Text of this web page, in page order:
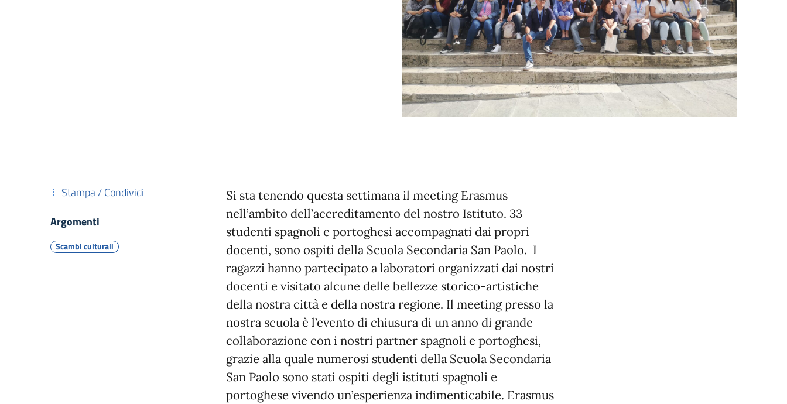
Si sta tenendo questa settimana il meeting Erasmus
nell’ambito dell’accreditamento del nostro Istituto. 33
studenti spagnoli e portoghesi accompagnati dai propri
docenti, sono ospiti della Scuola Secondaria San Paolo. I
ragazzi hanno partecipato a laboratori organizzati dai nostri
docenti e visitato alcune delle bellezze storico-artistiche
della nostra città e della nostra regione. Il meeting presso la
nostra scuola è l’evento di chiusura di un anno di grande
collaborazione con i nostri partner spagnoli e portoghesi,
grazie alla quale numerosi studenti della Scuola Secondaria
San Paolo sono stati ospiti degli istituti spagnoli e
portoghese vivendo un’esperienza indimenticabile. Erasmus
Stampa / Condividi
Argomenti
Scambi culturali